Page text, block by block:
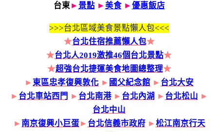
台東► 景點 ► 美食► 優惠飯店
>>>台北區域美食景點懶人包<<<
★台北住宿推薦懶人包★
★台北人2019激推46個台北景點★
★超強台北捷運美食地圖總整理★
► 東區忠孝復興敦化 ► 國父紀念館 ► 台北大安
► 台北車站西門 ► 台北南港 ► 台北內湖 ► 台北松山 ►
台北中山
► 南京復興小巨蛋► 台北信義市政府► 松江南京行天